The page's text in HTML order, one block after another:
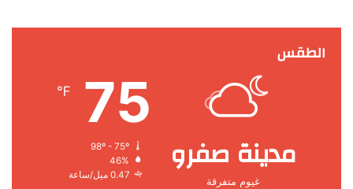
الطقس
مدينة صفرو
غيوم متفرقة
75
℉
46%
0.47 ميل/ساعة